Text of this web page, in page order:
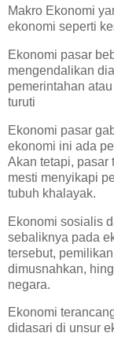
Makro Ekonomi
ekonomi seperti
Ekonomi pasar
mengendalikan
pemerintahan
turuti
Ekonomi pasar
ekonomi ini ada
Akan tetapi, pasar
mesti menyikapi
tubuh khalayak.
Ekonomi sosialis
sebaliknya pada
tersebut,
dimusnahkan,
negara.
Ekonomi
didasari di unsur